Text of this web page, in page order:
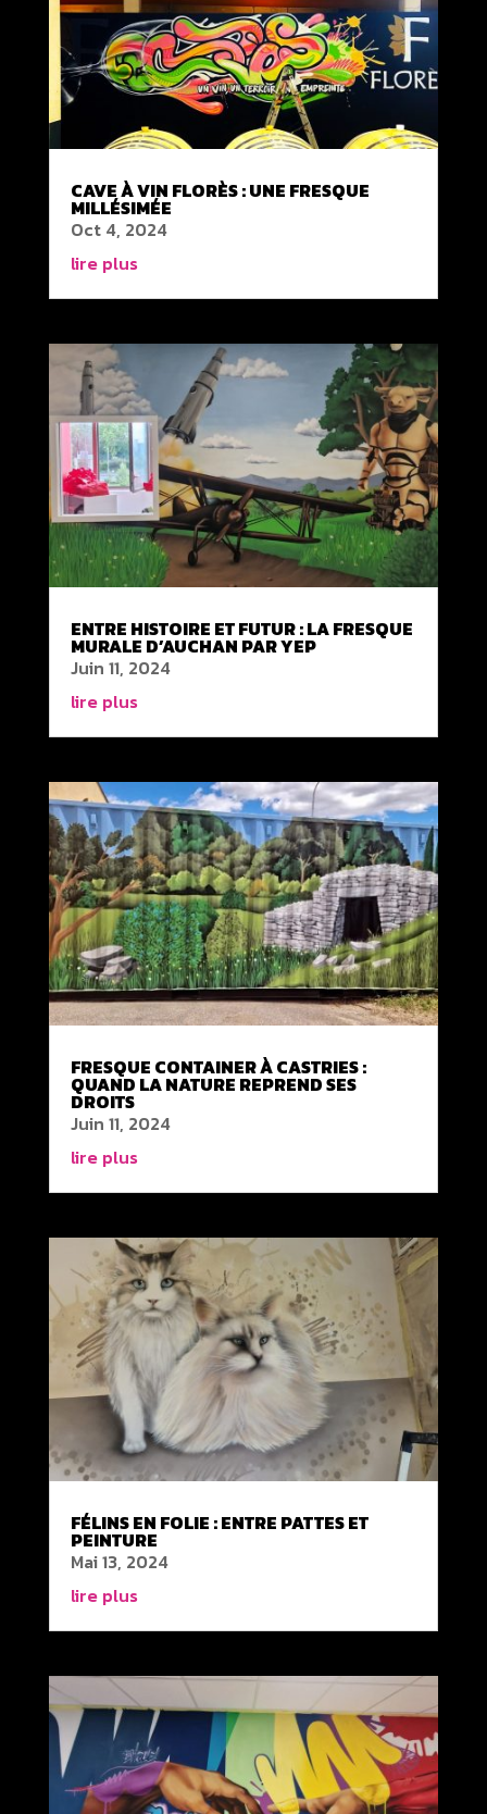
CAVE À VIN FLORÈS : UNE FRESQUE
MILLÉSIMÉE
Oct 4, 2024
lire plus
ENTRE HISTOIRE ET FUTUR : LA FRESQUE
MURALE D’AUCHAN PAR YEP
Juin 11, 2024
lire plus
FRESQUE CONTAINER À CASTRIES :
QUAND LA NATURE REPREND SES
DROITS
Juin 11, 2024
lire plus
FÉLINS EN FOLIE : ENTRE PATTES ET
PEINTURE
Mai 13, 2024
lire plus